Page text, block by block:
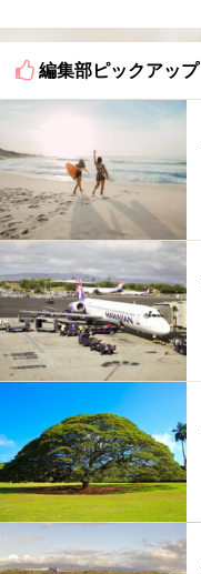
編集部ピックアップ